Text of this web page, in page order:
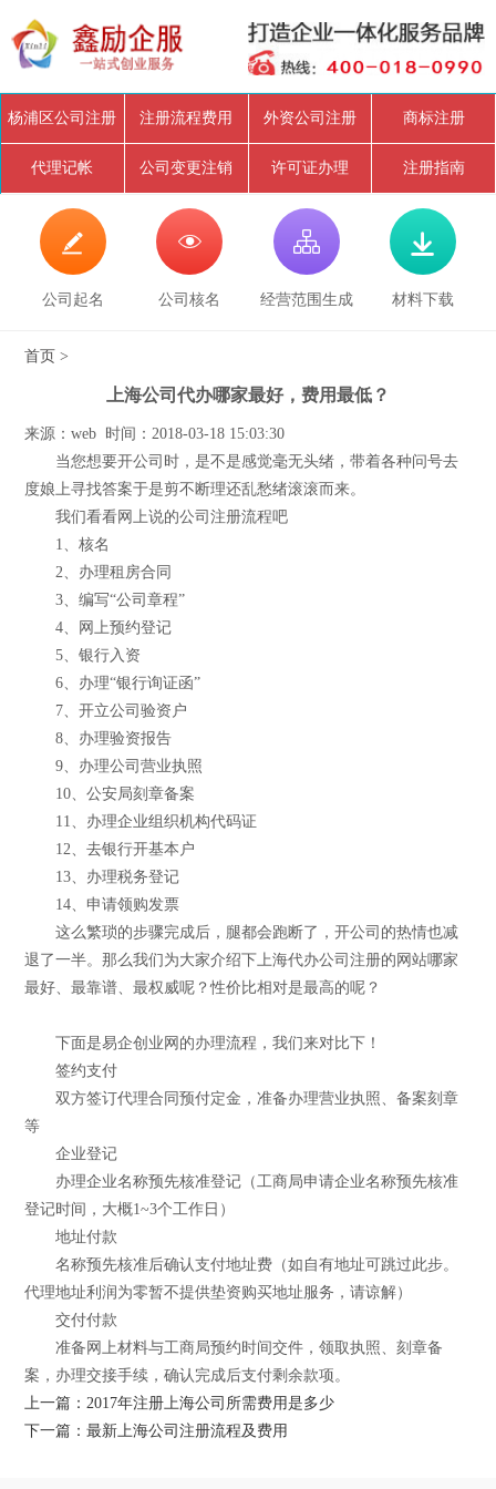
杨浦区公司注册 注册流程费用 外资公司注册 商标注册
代理记帐 公司变更注销 许可证办理 注册指南

公司起名

公司核名

经营范围生成

材料下载
首页 >
上海公司代办哪家最好，费用最低？
来源：web 时间：2018-03-18 15:03:30
当您想要开公司时，是不是感觉毫无头绪，带着各种问号去
度娘上寻找答案于是剪不断理还乱愁绪滚滚而来。
我们看看网上说的公司注册流程吧
1、核名
2、办理租房合同
3、编写“公司章程”
4、网上预约登记
5、银行入资
6、办理“银行询证函”
7、开立公司验资户
8、办理验资报告
9、办理公司营业执照
10、公安局刻章备案
11、办理企业组织机构代码证
12、去银行开基本户
13、办理税务登记
14、申请领购发票
这么繁琐的步骤完成后，腿都会跑断了，开公司的热情也减
退了一半。那么我们为大家介绍下上海代办公司注册的网站哪家
最好、最靠谱、最权威呢？性价比相对是最高的呢？
下面是易企创业网的办理流程，我们来对比下！
签约支付
双方签订代理合同预付定金，准备办理营业执照、备案刻章
等
企业登记
办理企业名称预先核准登记（工商局申请企业名称预先核准
登记时间，大概1~3个工作日）
地址付款
名称预先核准后确认支付地址费（如自有地址可跳过此步。
代理地址利润为零暂不提供垫资购买地址服务，请谅解）
交付付款
准备网上材料与工商局预约时间交件，领取执照、刻章备
案，办理交接手续，确认完成后支付剩余款项。
上一篇：2017年注册上海公司所需费用是多少
下一篇：最新上海公司注册流程及费用